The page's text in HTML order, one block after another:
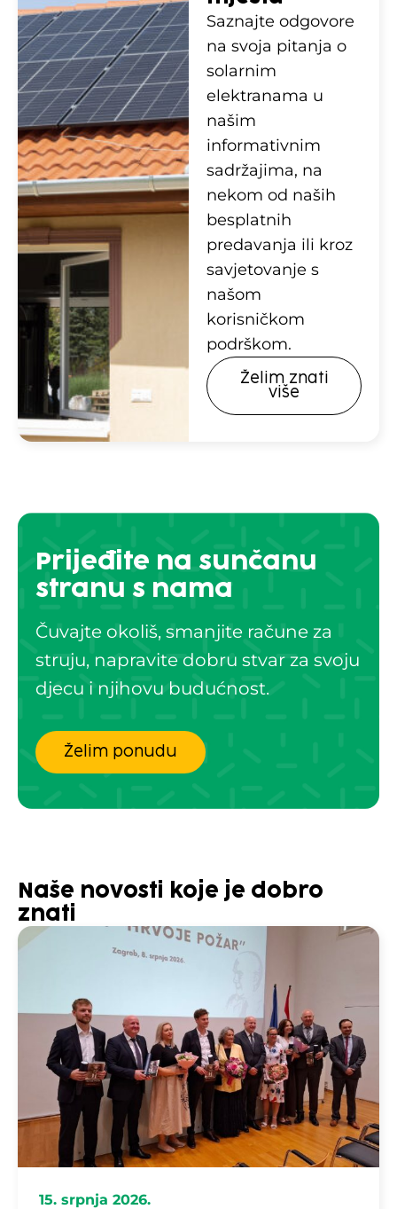
Saznajte odgovore
na svoja pitanja o
solarnim
elektranama u
našim
informativnim
sadržajima, na
nekom od naših
besplatnih
predavanja ili kroz
savjetovanje s
našom
korisničkom
podrškom.
Želim znati
više
Prijeđite na sunčanu
stranu s nama
Čuvajte okoliš, smanjite račune za
struju, napravite dobru stvar za svoju
djecu i njihovu budućnost.
Želim ponudu
Naše novosti koje je dobro
znati
15. srpnja 2026.